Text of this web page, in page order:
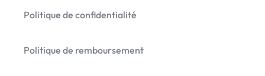
Politique de confidentialité
Politique de remboursement